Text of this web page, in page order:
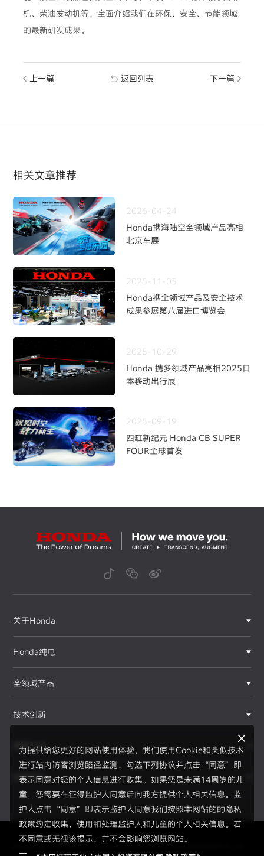
机、柴油发动机等，全面介绍我们在环保、安全、节能领域
的最新研发成果。
上一篇 返回列表 下一篇
相关文章推荐
2026-04-24
Honda携海陆空全领域产品亮相
北京车展
2025-11-05
Honda携全领域产品及安全技术
成果参展第八届进口博览会
2025-10-29
Honda 携多领域产品亮相2025日
本移动出行展
2025-09-19
四缸新纪元 Honda CB SUPER
FOUR全球首发
为提供给您更好的网站使用体验，我们使用Cookie和类似技术
进行站内访客浏览路径监测，勾选下列协议并点击“同意”即
表示同意对您的个人信息进行收集。如果您是未满14周岁的儿
童，您需要在征得监护人同意后向我方提供个人相关信息。监
护人点击“同意”即表示监护人同意我们按照本网站的的隐私
政策约定收集、使用和处理监护人和儿童的个人相关信息。若
不同意或无视该提示，并不会影响您浏览网站。
关于Honda
Honda纯电
全领域产品
技术创新
赛事运动
新闻资讯
Copyright © 2026 Honda Motor(China) Investment Co., Lt
F1®赛事